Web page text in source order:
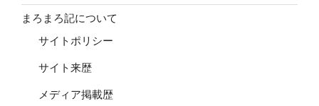
まろまろ記について
サイトポリシー
サイト来歴
メディア掲載歴